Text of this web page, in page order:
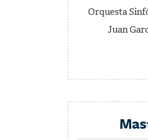
Orquesta
Juan